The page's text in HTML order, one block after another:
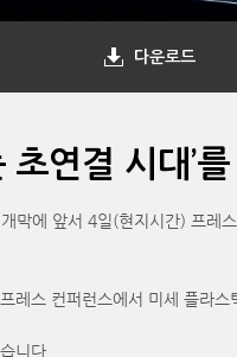
다운로드
연결 시대’
막에 앞서 4일(현지시간) 프
스 컨퍼런스에서 미세 플라스
니다.